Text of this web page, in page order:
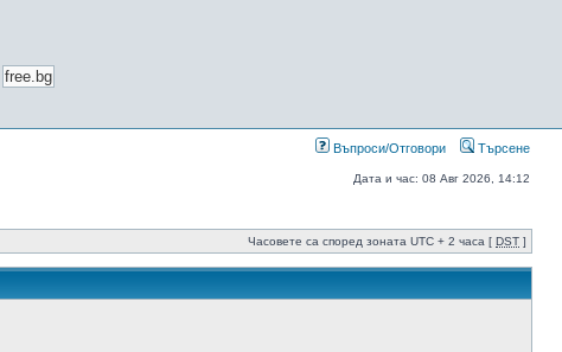
Въпроси/Отговори Търсене
Дата и час: 08 Авг 2026, 14:12
Часовете са според зоната UTC + 2 часа [ DST ]